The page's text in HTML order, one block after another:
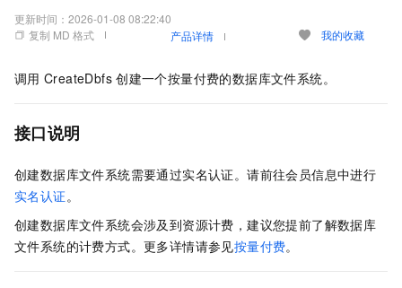
更新时间： 2026-01-08 08:22:40
复制 MD 格式
产品详情 我的收藏
调用 CreateDbfs 创建一个按量付费的数据库文件系统。
接口说明
创建数据库文件系统需要通过实名认证。请前往会员信息中进行
实名认证。
创建数据库文件系统会涉及到资源计费，建议您提前了解数据库
文件系统的计费方式。更多详情请参见按量付费。